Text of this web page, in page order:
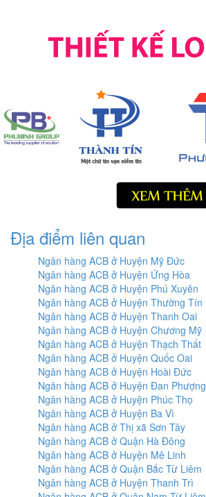
Địa điểm liên quan
Ngân hàng ACB ở Huyện Mỹ Đức
Ngân hàng ACB ở Huyện Ứng Hòa
Ngân hàng ACB ở Huyện Phú Xuyên
Ngân hàng ACB ở Huyện Thường Tín
Ngân hàng ACB ở Huyện Thanh Oai
Ngân hàng ACB ở Huyện Chương Mỹ
Ngân hàng ACB ở Huyện Thạch Thất
Ngân hàng ACB ở Huyện Quốc Oai
Ngân hàng ACB ở Huyện Hoài Đức
Ngân hàng ACB ở Huyện Đan Phượng
Ngân hàng ACB ở Huyện Phúc Thọ
Ngân hàng ACB ở Huyện Ba Vì
Ngân hàng ACB ở Thị xã Sơn Tây
Ngân hàng ACB ở Quận Hà Đông
Ngân hàng ACB ở Huyện Mê Linh
Ngân hàng ACB ở Quận Bắc Từ Liêm
Ngân hàng ACB ở Huyện Thanh Trì